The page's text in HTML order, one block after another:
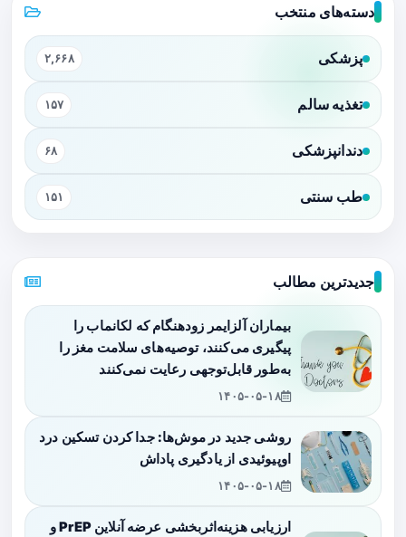
دسته‌های منتخب
پزشکی ۲,۶۶۸
تغذیه سالم ۱۵۷
دندانپزشکی ۶۸
طب سنتی ۱۵۱
جدیدترین مطالب
بیماران آلزایمر زودهنگام که لکانماب را
پیگیری می‌کنند، توصیه‌های سلامت مغز را
به‌طور قابل‌توجهی رعایت نمی‌کنند
۱۴۰۵-۰۵-۱۸
روشی جدید در موش‌ها: جدا کردن تسکین درد
اوپیوئیدی از یادگیری پاداش
۱۴۰۵-۰۵-۱۸
ارزیابی هزینه‌اثربخشی عرضه آنلاین PrEP و